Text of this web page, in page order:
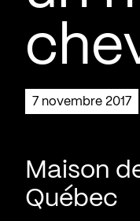
7 novembre 2017
Maison
Québec